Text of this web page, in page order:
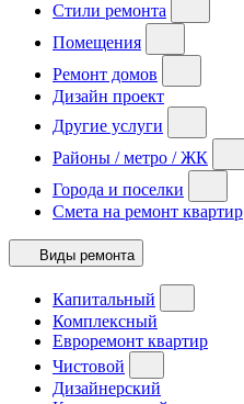
Стили ремонта
Помещения
Ремонт домов
Дизайн проект
Другие услуги
Районы / метро / ЖК
Города и поселки
Смета на ремонт квартир
Виды ремонта
Капитальный
Комплексный
Евроремонт квартир
Чистовой
Дизайнерский